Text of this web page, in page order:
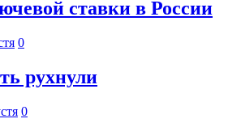
ставки в России
0
рухнули
0